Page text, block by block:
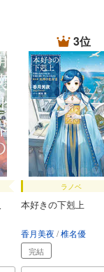
3位
ラノベ
本好きの下剋上
香月美夜 椎名優
完結